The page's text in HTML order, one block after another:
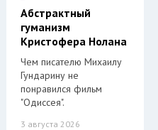
Абстрактный
гуманизм
Кристофера Нолана
Чем писателю Михаилу
Гундарину не
понравился фильм
"Одиссея".
3 августа 2026